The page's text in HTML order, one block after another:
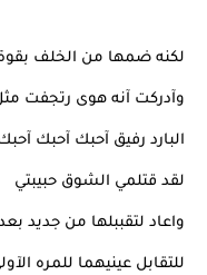
لكنه ضمها من الخلف
وآدركت آنه هوى رتجفت
البارد رفيق آحبك آحبك
لقد قتلمي الشوق حبيبتي
واعاد لتقببلها من جديد
للتقابل عينيهما للمره